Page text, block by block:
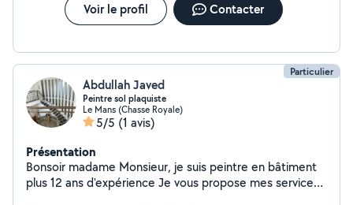
Voir le profil Contacter
Particulier
Abdullah Javed
Peintre sol plaquiste
Le Mans (Chasse Royale)
5/5 (1 avis)
Présentation
Bonsoir madame Monsieur, je suis peintre en bâtiment
plus 12 ans d'expérience Je vous propose mes services